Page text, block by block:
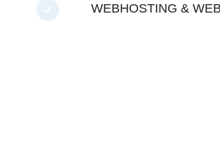
WEBHOSTING &